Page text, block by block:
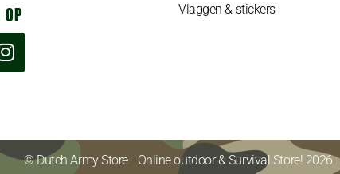
Vlaggen & stickers
© Dutch Army Store - Online outdoor & Survival Store! 2026